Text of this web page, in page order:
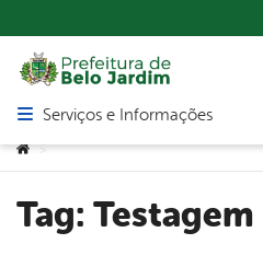
Abrir menu principal de
Serviços e Informações
Você está aqui:
>
Tag: